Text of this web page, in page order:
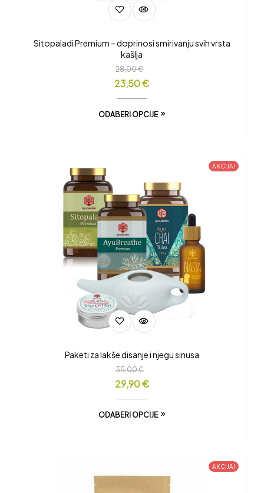
Sitopaladi Premium – doprinosi smirivanju svih vrsta
kašlja
28,00€
23,50€
ODABERI OPCIJE
AKCIJA!
Paketi za lakše disanje i njegu sinusa
35,00€
29,90€
ODABERI OPCIJE
AKCIJA!